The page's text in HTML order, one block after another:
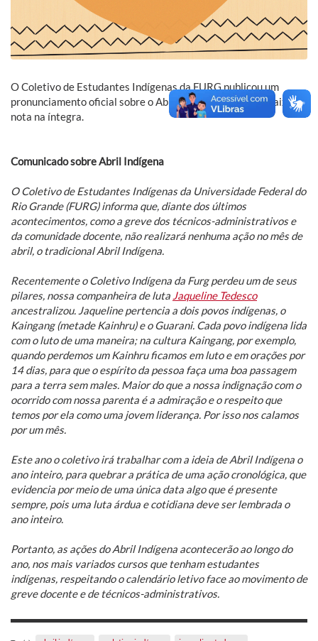
O Coletivo de Estudantes Indígenas da FURG publicou um
pronunciamento oficial sobre o Abril Indígena. Confira abaixo a
nota na íntegra.
Comunicado sobre Abril Indígena
O Coletivo de Estudantes Indígenas da Universidade Federal do
Rio Grande (FURG) informa que, diante dos últimos
acontecimentos, como a greve dos técnicos-administrativos e
da comunidade docente, não realizará nenhuma ação no mês de
abril, o tradicional Abril Indígena.
Recentemente o Coletivo Indígena da Furg perdeu um de seus
pilares, nossa companheira de luta Jaqueline Tedesco
ancestralizou. Jaqueline pertencia a dois povos indígenas, o
Kaingang (metade Kainhru) e o Guarani. Cada povo indígena lida
com o luto de uma maneira; na cultura Kaingang, por exemplo,
quando perdemos um Kainhru ficamos em luto e em orações por
14 dias, para que o espírito da pessoa faça uma boa passagem
para a terra sem males. Maior do que a nossa indignação com o
ocorrido com nossa parenta é a admiração e o respeito que
temos por ela como uma jovem liderança. Por isso nos calamos
por um mês.
Este ano o coletivo irá trabalhar com a ideia de Abril Indígena o
ano inteiro, para quebrar a prática de uma ação cronológica, que
evidencia por meio de uma única data algo que é presente
sempre, pois uma luta árdua e cotidiana deve ser lembrada o
ano inteiro.
Portanto, as ações do Abril Indígena acontecerão ao longo do
ano, nos mais variados cursos que tenham estudantes
indígenas, respeitando o calendário letivo face ao movimento de
greve docente e de técnicos-administrativos.